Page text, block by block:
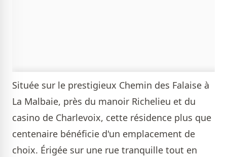
Située sur le prestigieux Chemin des Falaise à
La Malbaie, près du manoir Richelieu et du
casino de Charlevoix, cette résidence plus que
centenaire bénéficie d'un emplacement de
choix. Érigée sur une rue tranquille tout en